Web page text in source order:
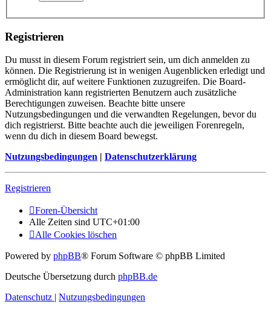
Registrieren
Du musst in diesem Forum registriert sein, um dich anmelden zu
können. Die Registrierung ist in wenigen Augenblicken erledigt und
ermöglicht dir, auf weitere Funktionen zuzugreifen. Die Board-
Administration kann registrierten Benutzern auch zusätzliche
Berechtigungen zuweisen. Beachte bitte unsere
Nutzungsbedingungen und die verwandten Regelungen, bevor du
dich registrierst. Bitte beachte auch die jeweiligen Forenregeln,
wenn du dich in diesem Board bewegst.
Nutzungsbedingungen | Datenschutzerklärung
Registrieren
Foren-Übersicht
Alle Zeiten sind UTC+01:00
Alle Cookies löschen
Powered by phpBB® Forum Software © phpBB Limited
Deutsche Übersetzung durch phpBB.de
Datenschutz | Nutzungsbedingungen